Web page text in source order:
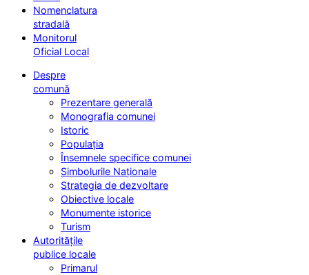
Nomenclatura
stradală
Monitorul
Oficial Local
Despre
comună
Prezentare generală
Monografia comunei
Istoric
Populația
Însemnele specifice comunei
Simbolurile Naționale
Strategia de dezvoltare
Obiective locale
Monumente istorice
Turism
Autoritățile
publice locale
Primarul